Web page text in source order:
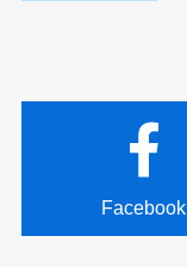
Facebook